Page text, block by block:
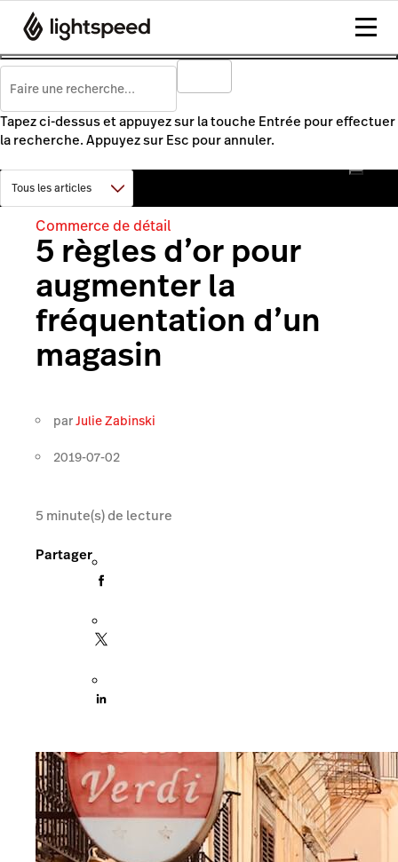
Tapez ci-dessus et appuyez sur la touche Entrée pour effectuer
la recherche. Appuyez sur Esc pour annuler.
Commerce de détail
5 règles d’or pour
augmenter la
fréquentation d’un
magasin
parJulie Zabinski
2019-07-02
5 minute(s) de lecture
Partager